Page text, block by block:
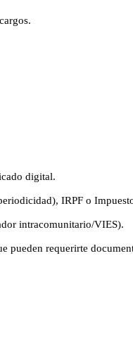
digital.
IRPF o
intracomunitario/VIES).
pueden requerirte